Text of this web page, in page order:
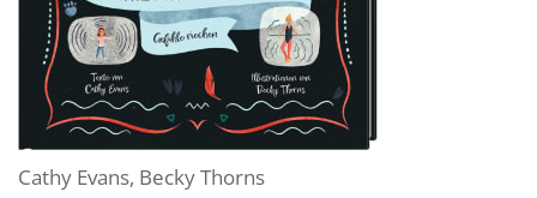
Cathy Evans, Becky Thorns